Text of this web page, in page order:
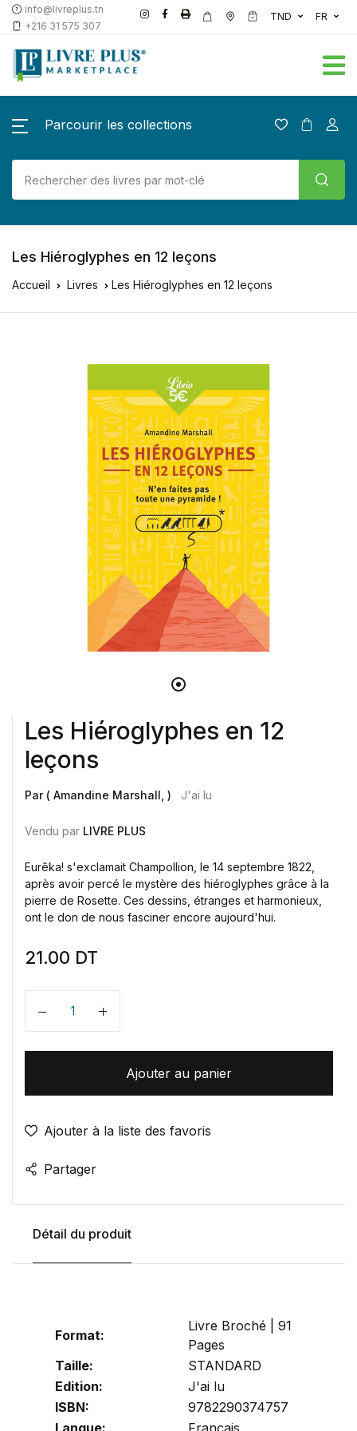
info@livreplus.tn
+216 31 575 307
TND FR
Parcourir les collections
Les Hiéroglyphes en 12 leçons
Accueil Livres Les Hiéroglyphes en 12 leçons
Les Hiéroglyphes en 12
leçons
Par ( Amandine Marshall, ) J'ai lu
Vendu par LIVRE PLUS
Eurêka! s'exclamait Champollion, le 14 septembre 1822,
après avoir percé le mystère des hiéroglyphes grâce à la
pierre de Rosette. Ces dessins, étranges et harmonieux,
ont le don de nous fasciner encore aujourd'hui.
21.00 DT
Quantité
Ajouter au panier
Ajouter à la liste des favoris
Partager
Détail du produit
Format:
Livre Broché | 91
Pages
Taille:
STANDARD
Edition:
J'ai lu
ISBN:
9782290374757
Langue:
Français